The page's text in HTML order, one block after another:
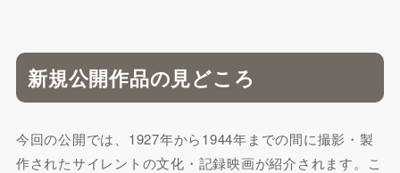
新規公開作品の見どころ
今回の公開では、1927年から1944年までの間に撮影・製
作されたサイレントの文化・記録映画が紹介されます。こ